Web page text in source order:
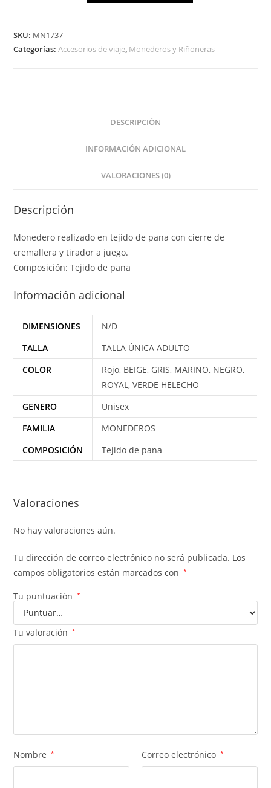
SKU: MN1737
Categorías:Accesorios de viaje, Monederos y Riñoneras
DESCRIPCIÓN
INFORMACIÓN ADICIONAL
VALORACIONES (0)
Descripción
Monedero realizado en tejido de pana con cierre de
cremallera y tirador a juego.
Composición: Tejido de pana
Información adicional
DIMENSIONES
N/D
TALLA
TALLA ÚNICA ADULTO
COLOR
Rojo, BEIGE, GRIS, MARINO, NEGRO,
ROYAL, VERDE HELECHO
GENERO
Unisex
FAMILIA
MONEDEROS
COMPOSICIÓN
Tejido de pana
Valoraciones
No hay valoraciones aún.
Tu dirección de correo electrónico no será publicada. Los
campos obligatorios están marcados con
*
Tu puntuación *
Tu valoración *
Nombre * Correo electrónico *